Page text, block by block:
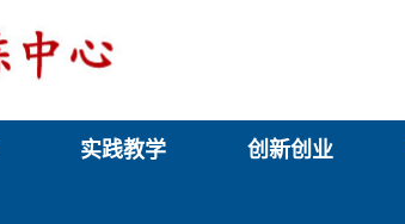
实践教学 创新创业